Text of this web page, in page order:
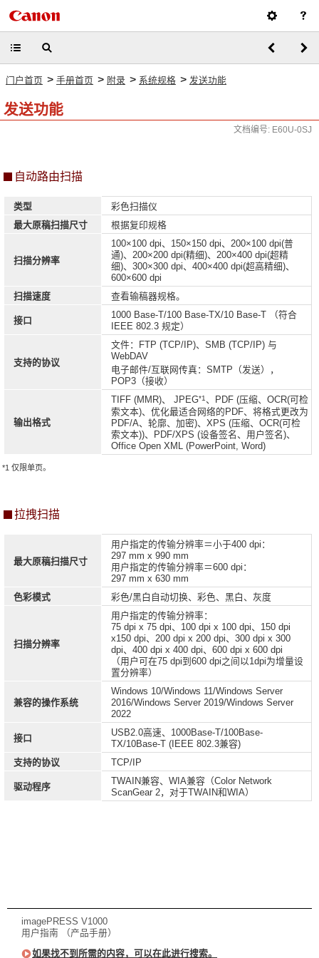
门户首页 > 手册首页 > 附录 > 系统规格 > 发送功能
发送功能
文档编号: E60U-0SJ
自动路由扫描
类型
彩色扫描仪
最大原稿扫描尺寸
根据复印规格
扫描分辨率
100×100 dpi、150×150 dpi、200×100 dpi(普
通)、200×200 dpi(精细)、200×400 dpi(超精
细)、300×300 dpi、400×400 dpi(超高精细)、
600×600 dpi
扫描速度
查看输稿器规格。
接口
1000 Base-T/100 Base-TX/10 Base-T （符合
IEEE 802.3 规定）
支持的协议
文件：FTP (TCP/IP)、SMB (TCP/IP) 与
WebDAV
电子邮件/互联网传真：SMTP（发送），
POP3（接收）
输出格式
TIFF (MMR)、 JPEG*1 、PDF (压缩、OCR(可检
索文本)、优化最适合网络的PDF、将格式更改为
PDF/A、轮廓、加密)、XPS (压缩、OCR(可检
索文本))、PDF/XPS (设备签名、用户签名)、
Office Open XML (PowerPoint, Word)
*1 仅限单页。
拉拽扫描
最大原稿扫描尺寸
用户指定的传输分辨率＝小于400 dpi：
297 mm x 990 mm
用户指定的传输分辨率＝600 dpi：
297 mm x 630 mm
色彩模式
彩色/黑白自动切换、彩色、黑白、灰度
扫描分辨率
用户指定的传输分辨率：
75 dpi x 75 dpi、100 dpi x 100 dpi、150 dpi
x150 dpi、200 dpi x 200 dpi、300 dpi x 300
dpi、400 dpi x 400 dpi、600 dpi x 600 dpi
（用户可在75 dpi到600 dpi之间以1dpi为增量设
置分辨率）
兼容的操作系统
Windows 10/Windows 11/Windows Server
2016/Windows Server 2019/Windows Server
2022
接口
USB2.0高速、1000Base-T/100Base-
TX/10Base-T (IEEE 802.3兼容)
支持的协议
TCP/IP
驱动程序
TWAIN兼容、WIA兼容（Color Network
ScanGear 2，对于TWAIN和WIA）
imagePRESS V1000
用户指南 （产品手册）
如果找不到所需的内容，可以在此进行搜索。